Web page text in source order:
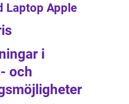
Laptop Apple
i
och